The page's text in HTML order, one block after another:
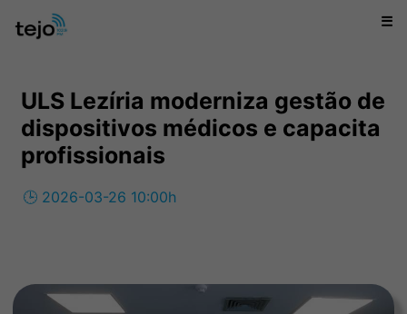
☰
ULS Lezíria moderniza gestão de
dispositivos médicos e capacita
profissionais
🕒 2026-03-26 10:00h